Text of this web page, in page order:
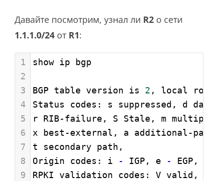
Давайте посмотрим, узнал ли R2 о сети
1.1.1.0/24 от R1:
1
show ip bgp
2
3
BGP table version is 2 , local
4
Status codes: s suppressed, d
5
r RIB-failure, S Stale, m
6
x best-external, a additional-path,
7
t secondary path,
8
Origin codes: i - IGP, e - EGP, ?
9
RPKI validation codes: V valid, I